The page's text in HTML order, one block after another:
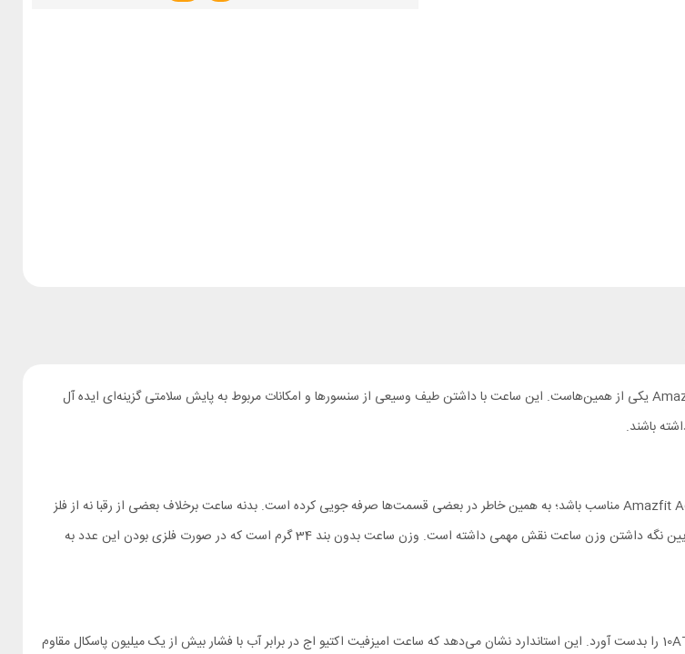
بعضی از اسمارت واچ‌ها تمرکز بیشتری بر روی قابلیت‌های ورزشی دارند و ساعت هوشمند Amazfit Active یکی از همین‌هاست. این ساعت با داشتن طیف وسیعی از سنسورها و امکانات مربوط به پایش سلامتی گزینه‌ای ایده آل
باشند.
شیائومی در طراحی به گونه‌ای عمل کرده که در عین داشتن امکانات فنی پیشرفته، قیمت Amazfit Active Edge مناسب باشد؛ به همین خاطر در بعضی قسمت‌ها صرفه جویی کرده است. بدنه ساعت برخلاف بعضی از رقبا نه از فلز
بلکه از پلاستیک باکیفیت ساخته شده است که مقاومت و دوام بالایی دارد. پلاستیکی بودن بدنه در پایین نگه داشتن وزن ساعت نقش مهمی داشته است. وزن ساعت بدون بند 34 گرم است که در صورت فلزی بودن این عدد به
در ساعت هوشمند امیزفیت اکتیو اج شیائومی سراغ استاندارد IP نرفته بلکه موفق شده استاندارد 10ATM را بدست آورد. این استاندارد نشان می‌دهد که ساعت امیزفیت اکتیو اج در برابر آب با فشار بیش از یک میلیون پاسکال مقاوم